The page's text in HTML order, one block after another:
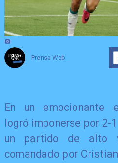
Prensa Web
En un emocionante
logró imponerse por 2-
un partido de alto
comandado por